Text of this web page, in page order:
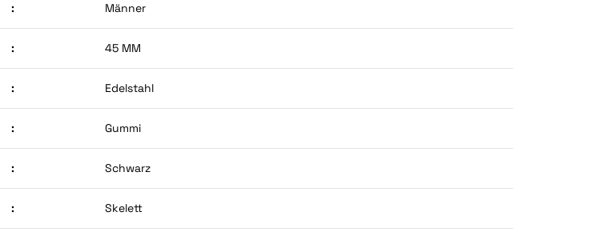
: Männer
: 45 MM
: Edelstahl
: Gummi
: Schwarz
: Skelett